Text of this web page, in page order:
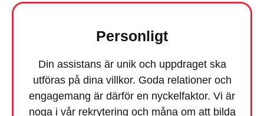
Personligt
Din assistans är unik och uppdraget ska
utföras på dina villkor. Goda relationer och
engagemang är därför en nyckelfaktor. Vi är
noga i vår rekrytering och måna om att bilda